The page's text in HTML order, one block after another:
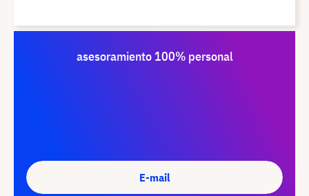
asesoramiento 100% personal
E-mail